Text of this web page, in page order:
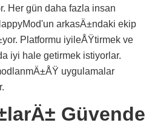
Her gün daha fazla insan
arkasÄ±ndaki ekip
Platformu iyileÅŸtirmek ve
iyi hale getirmek istiyorlar.
uygulamalar
Güvende